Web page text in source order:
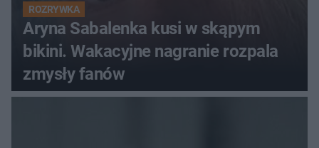
ROZRYWKA
Aryna Sabalenka kusi w skąpym
bikini. Wakacyjne nagranie rozpala
zmysły fanów